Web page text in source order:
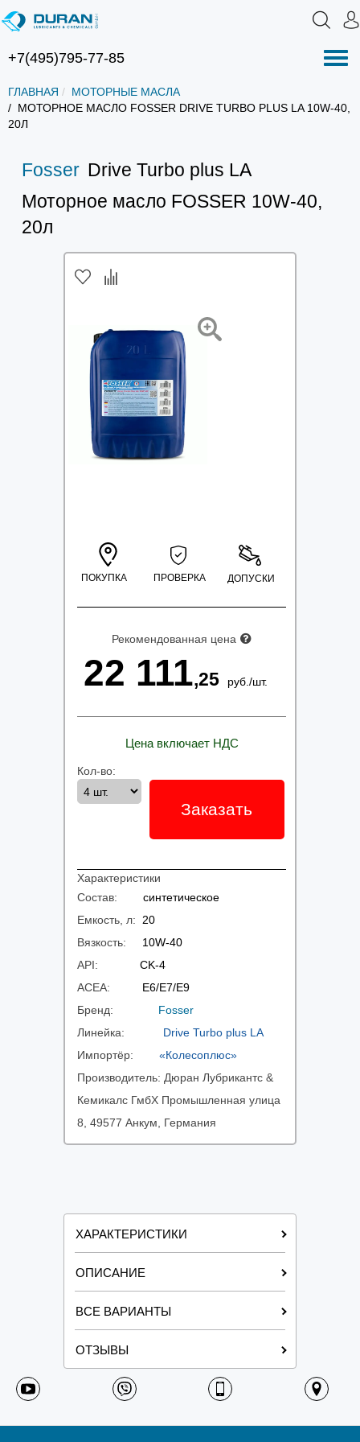
+7(495)795-77-85
ГЛАВНАЯ
МОТОРНЫЕ МАСЛА
МОТОРНОЕ МАСЛО FOSSER DRIVE TURBO PLUS LA 10W-40,
20Л
Fosser Drive Turbo plus LA
Моторное масло FOSSER 10W-40,
20л
ПОКУПКА ПРОВЕРКА ДОПУСКИ
Рекомендованная цена
22 111,25 руб./шт.
Цена включает НДС
Кол-во:
Заказать
Характеристики
Состав: синтетическое
Емкость, л: 20
Вязкость: 10W-40
API: CK-4
ACEA: E6/E7/E9
Бренд: Fosser
Линейка: Drive Turbo plus LA
Импортёр: «Колесоплюс»
Производитель: Дюран Лубрикантс &
Кемикалс ГмбХ Промышленная улица
8, 49577 Анкум, Германия
ХАРАКТЕРИСТИКИ
ОПИСАНИЕ
ВСЕ ВАРИАНТЫ
ОТЗЫВЫ